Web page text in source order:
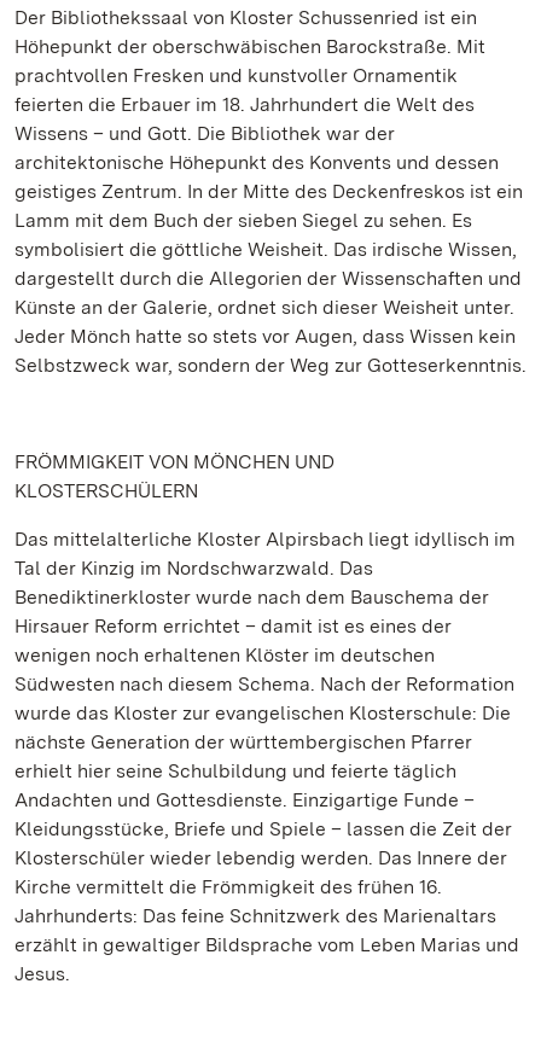
Der Bibliothekssaal von Kloster Schussenried ist ein
Höhepunkt der oberschwäbischen Barockstraße. Mit
prachtvollen Fresken und kunstvoller Ornamentik
feierten die Erbauer im 18. Jahrhundert die Welt des
Wissens – und Gott. Die Bibliothek war der
architektonische Höhepunkt des Konvents und dessen
geistiges Zentrum. In der Mitte des Deckenfreskos ist ein
Lamm mit dem Buch der sieben Siegel zu sehen. Es
symbolisiert die göttliche Weisheit. Das irdische Wissen,
dargestellt durch die Allegorien der Wissenschaften und
Künste an der Galerie, ordnet sich dieser Weisheit unter.
Jeder Mönch hatte so stets vor Augen, dass Wissen kein
Selbstzweck war, sondern der Weg zur Gotteserkenntnis.
FRÖMMIGKEIT VON MÖNCHEN UND
KLOSTERSCHÜLERN
Das mittelalterliche Kloster Alpirsbach liegt idyllisch im
Tal der Kinzig im Nordschwarzwald. Das
Benediktinerkloster wurde nach dem Bauschema der
Hirsauer Reform errichtet – damit ist es eines der
wenigen noch erhaltenen Klöster im deutschen
Südwesten nach diesem Schema. Nach der Reformation
wurde das Kloster zur evangelischen Klosterschule: Die
nächste Generation der württembergischen Pfarrer
erhielt hier seine Schulbildung und feierte täglich
Andachten und Gottesdienste. Einzigartige Funde –
Kleidungsstücke, Briefe und Spiele – lassen die Zeit der
Klosterschüler wieder lebendig werden. Das Innere der
Kirche vermittelt die Frömmigkeit des frühen 16.
Jahrhunderts: Das feine Schnitzwerk des Marienaltars
erzählt in gewaltiger Bildsprache vom Leben Marias und
Jesus.